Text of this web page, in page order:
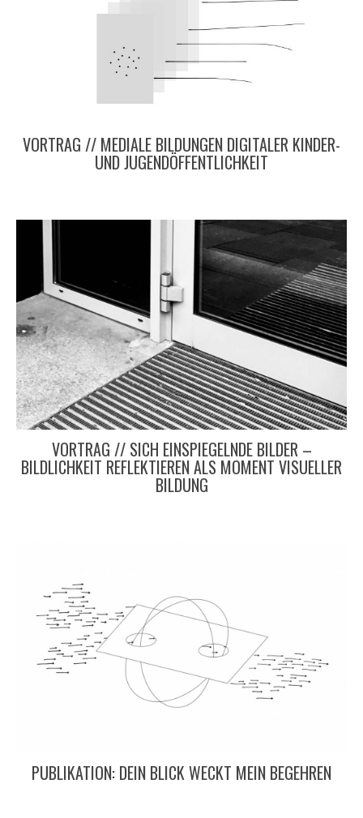
VORTRAG // MEDIALE BILDUNGEN DIGITALER KINDER-
UND JUGENDÖFFENTLICHKEIT
VORTRAG // SICH EINSPIEGELNDE BILDER –
BILDLICHKEIT REFLEKTIEREN ALS MOMENT VISUELLER
BILDUNG
PUBLIKATION: DEIN BLICK WECKT MEIN BEGEHREN